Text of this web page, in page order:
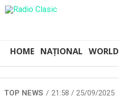
HOME NAȚIONAL WORLD
TOP NEWS 21:58 / 25/09/2025